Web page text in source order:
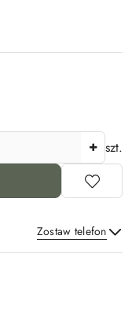
szt.
Zostaw telefon